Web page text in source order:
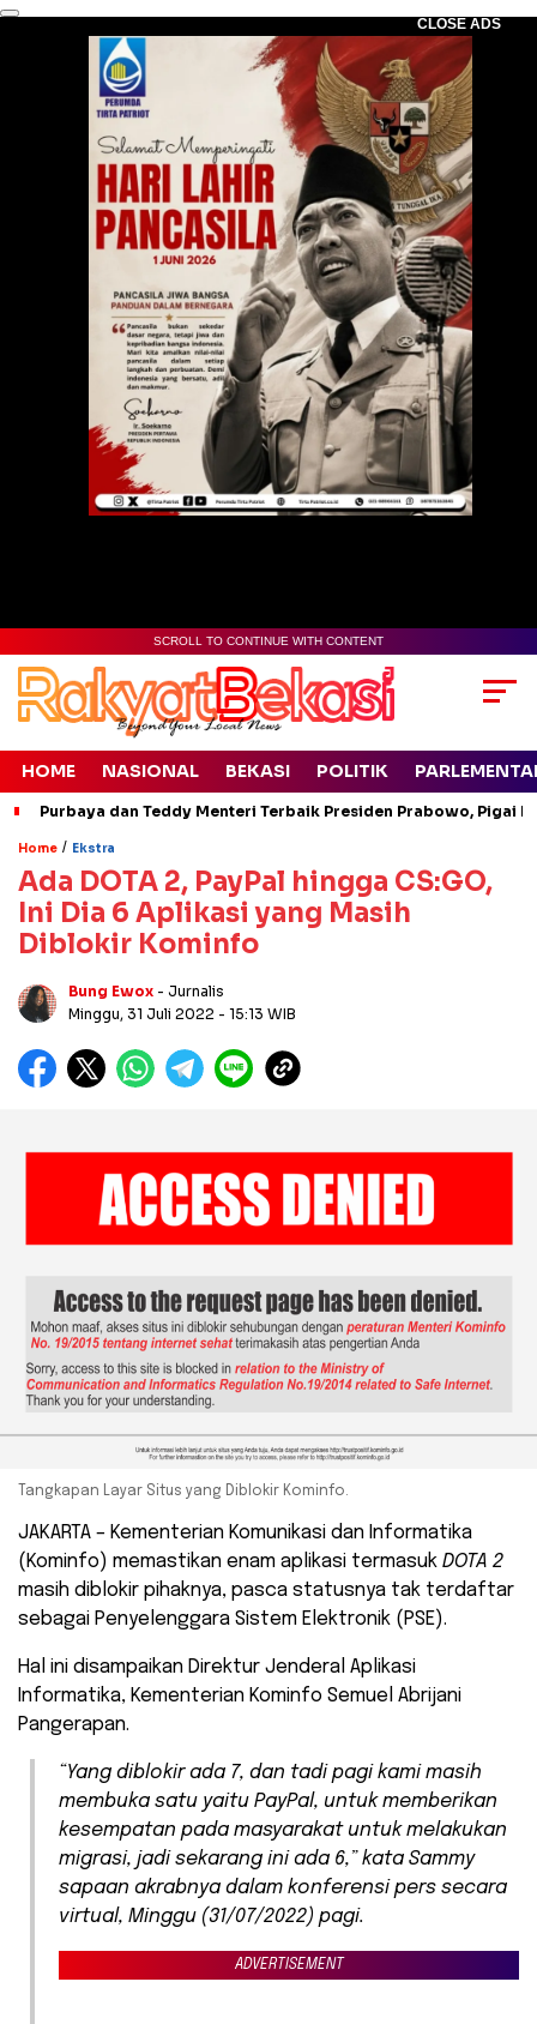
CLOSE ADS
SCROLL TO CONTINUE WITH CONTENT
HOME NASIONAL BEKASI POLITIK
Purbaya dan Teddy Menteri Terbaik Presiden Prabowo, Pigai
Home / Ekstra
Ada DOTA 2, PayPal hingga CS:GO,
Ini Dia 6 Aplikasi yang Masih
Diblokir Kominfo
Bung Ewox - Jurnalis
Minggu, 31 Juli 2022 - 15:13 WIB
Tangkapan Layar Situs yang Diblokir Kominfo.
JAKARTA – Kementerian Komunikasi dan Informatika
(Kominfo) memastikan enam aplikasi termasuk DOTA 2
masih diblokir pihaknya, pasca statusnya tak terdaftar
sebagai Penyelenggara Sistem Elektronik (PSE).
Hal ini disampaikan Direktur Jenderal Aplikasi
Informatika, Kementerian Kominfo Semuel Abrijani
Pangerapan.
“Yang diblokir ada 7, dan tadi pagi kami masih
membuka satu yaitu PayPal, untuk memberikan
kesempatan pada masyarakat untuk melakukan
migrasi, jadi sekarang ini ada 6,” kata Sammy
sapaan akrabnya dalam konferensi pers secara
virtual, Minggu (31/07/2022) pagi.
ADVERTISEMENT